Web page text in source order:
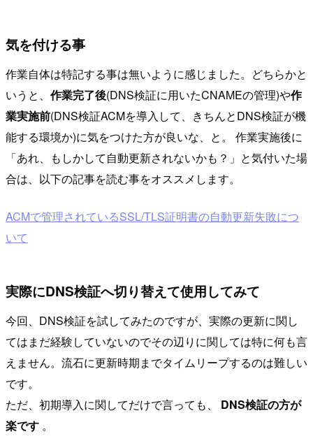
気を付ける事
作業自体は特記する事は無いように感じました。どちらかと
いうと、 作業完了後(DNS検証に用いたCNAMEの管理)や作
業実施前(DNS検証ACMを導入して、きちんとDNS検証が機
能する環境か)に気をつけた方が良いな、と。 作業実施後に
「あれ、もしかして自動更新されないかも？」と気付いた場
合は、以下の記事を読む事をオススメします。
ACMで管理されているSSL/TLS証明書の自動更新失敗につ
いて
実際にDNS検証へ切り替えて使用してみて
今回、DNS検証を試してみたのですが、実際の更新に関し
てはまだ経験していないのでその辺りに関しては特に何も言
えません。流石に更新時期までタイムリープするのは難しい
です。
ただ、初期導入に関してだけで言っても、 DNS検証の方が
楽です 。